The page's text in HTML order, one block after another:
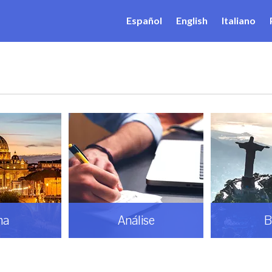
Español English Italiano
Análise